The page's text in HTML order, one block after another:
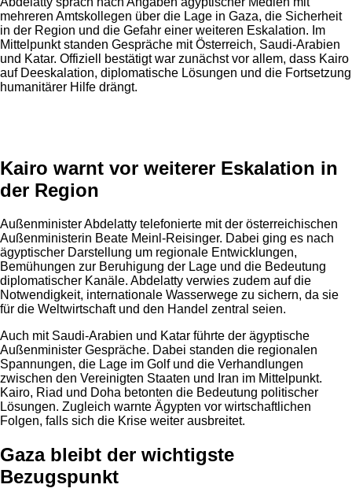
mehreren Amtskollegen über die Lage in Gaza, die Sicherheit
in der Region und die Gefahr einer weiteren Eskalation. Im
Mittelpunkt standen Gespräche mit Österreich, Saudi-Arabien
und Katar. Offiziell bestätigt war zunächst vor allem, dass Kairo
auf Deeskalation, diplomatische Lösungen und die Fortsetzung
humanitärer Hilfe drängt.
Kairo warnt vor weiterer Eskalation in
der Region
Außenminister Abdelatty telefonierte mit der österreichischen
Außenministerin Beate Meinl-Reisinger. Dabei ging es nach
ägyptischer Darstellung um regionale Entwicklungen,
Bemühungen zur Beruhigung der Lage und die Bedeutung
diplomatischer Kanäle. Abdelatty verwies zudem auf die
Notwendigkeit, internationale Wasserwege zu sichern, da sie
für die Weltwirtschaft und den Handel zentral seien.
Auch mit Saudi-Arabien und Katar führte der ägyptische
Außenminister Gespräche. Dabei standen die regionalen
Spannungen, die Lage im Golf und die Verhandlungen
zwischen den Vereinigten Staaten und Iran im Mittelpunkt.
Kairo, Riad und Doha betonten die Bedeutung politischer
Lösungen. Zugleich warnte Ägypten vor wirtschaftlichen
Folgen, falls sich die Krise weiter ausbreitet.
Gaza bleibt der wichtigste
Bezugspunkt